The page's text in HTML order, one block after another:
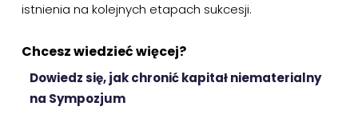
istnienia na kolejnych etapach sukcesji.
Chcesz wiedzieć więcej?
Dowiedz się, jak chronić kapitał niematerialny
na Sympozjum